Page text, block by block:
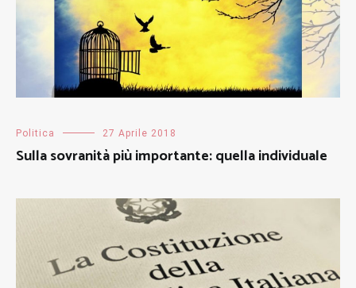
Politica 27 Aprile 2018
Sulla sovranità più importante: quella individuale